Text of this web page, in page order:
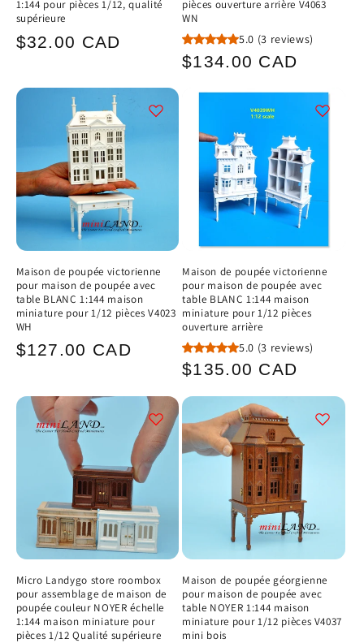
1:144 pour pièces 1/12, qualité
supérieure
Prix
$32.00 CAD
pièces ouverture arrière V4063
WN
5.0 (3 reviews)
Prix
$134.00 CAD
Maison de poupée victorienne
pour maison de poupée avec
table BLANC 1:144 maison
miniature pour 1/12 pièces V4023
WH
Prix
$127.00 CAD
Maison de poupée victorienne
pour maison de poupée avec
table BLANC 1:144 maison
miniature pour 1/12 pièces
ouverture arrière
5.0 (3 reviews)
Prix
$135.00 CAD
Micro Landygo store roombox
pour assemblage de maison de
poupée couleur NOYER échelle
1:144 maison miniature pour
pièces 1/12 Qualité supérieure
Maison de poupée géorgienne
pour maison de poupée avec
table NOYER 1:144 maison
miniature pour 1/12 pièces V4037
mini bois